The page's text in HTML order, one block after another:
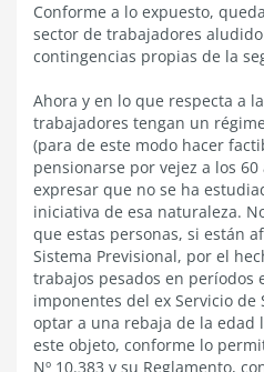
Conforme a lo expuesto,
sector de trabajadores
contingencias propias de la
Ahora y en lo que respecta a
trabajadores tengan un
(para de este modo hacer
pensionarse por vejez a los
expresar que no se ha
iniciativa de esa naturaleza.
que estas personas, si están
Sistema Previsional, por el
trabajos pesados en períodos
imponentes del ex Servicio de
optar a una rebaja de la edad
este objeto, conforme lo
Nº 10.383 y su Reglamento,